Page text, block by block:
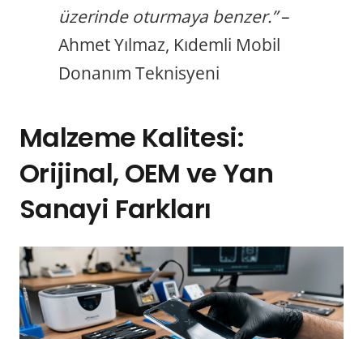
üzerinde oturmaya benzer.”–
Ahmet Yılmaz, Kıdemli Mobil
Donanım Teknisyeni
Malzeme Kalitesi:
Orijinal, OEM ve Yan
Sanayi Farkları